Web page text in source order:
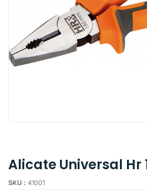
Alicate Universal Hr
SKU : 41001